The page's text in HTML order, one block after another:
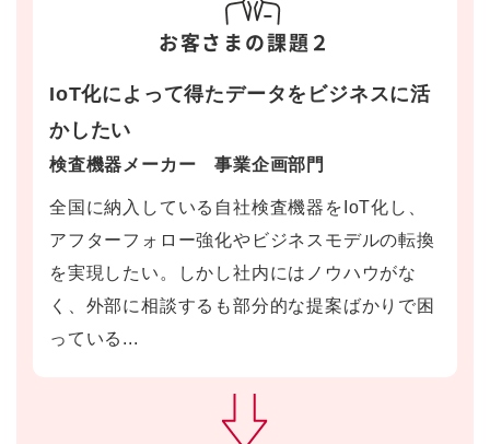
お客さまの課題２
IoT化によって得たデータをビジネスに活
かしたい
検査機器メーカー 事業企画部門
全国に納入している自社検査機器をIoT化し、
アフターフォロー強化やビジネスモデルの転換
を実現したい。しかし社内にはノウハウがな
く、外部に相談するも部分的な提案ばかりで困
っている...